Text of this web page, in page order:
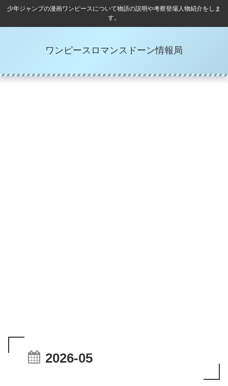
少年ジャンプの漫画ワンピースについて物語の説明や考察登場人物紹介をしま
す。
ワンピースロマンスドーン情報局
2026-05